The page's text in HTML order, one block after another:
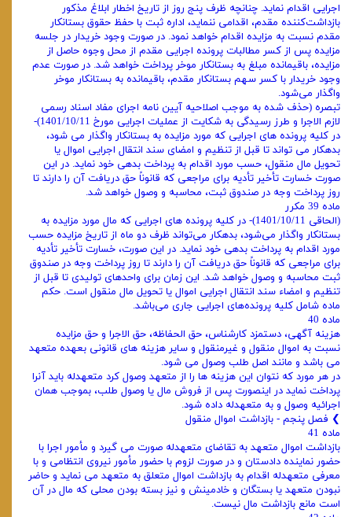
اجرایی اقدام نماید. چنانچه ظرف پنج روز از تاریخ اخطار ابلاغ مذکور
بازداشت‌کننده مقدم، اقدامی ننماید، اداره ثبت با حفظ حقوق بستانکار
مقدم نسبت به مزایده اقدام خواهد نمود. در صورت وجود خریدار در جلسه
مزایده پس از کسر مطالبات پرونده اجرایی مقدم از محل وجوه حاصل از
مزایده، باقیمانده مبلغ به بستانکار موخر پرداخت خواهد شد. در صورت عدم
وجود خریدار با کسر سهم بستانکار مقدم، باقیمانده به بستانکار موخر
واگذار می‌‌شود.
تبصره (حذف شده به موجب اصلاحیه آیین نامه اجرای مفاد اسناد رسمی
لازم الاجرا و طرز رسیدگی به شکایت از عملیات اجرایی مورخ 1401/10/11)-
در کلیه پرونده‌ های اجرایی که مورد مزایده به بستانکار واگذار می ‌شود،
بدهکار می‌ تواند تا قبل از تنظیم و امضای سند انتقال اجرایی اموال یا
تحویل مال منقول، حسب مورد اقدام به پرداخت بدهی خود نماید. در این
صورت خسارت تأخیر تأدیه برای مراجعی که قانوناً حق دریافت آن را دارند تا
روز پرداخت وجه در صندوق ثبت، محاسبه و وصول خواهد شد.
ماده 39 مکرر
(الحاقی 1401/10/11)- در کلیه پرونده های اجرایی که مال مورد مزایده به
بستانکار واگذار می‌شود، بدهکار می‌تواند ظرف دو ماه از تاریخ مزایده حسب
مورد اقدام به پرداخت بدهی خود نماید. در این صورت، خسارت تأخیر تأدیه
برای مراجعی که قانوناً حق دریافت آن را دارند تا روز پرداخت وجه در صندوق
ثبت محاسبه و وصول خواهد شد. این زمان برای واحدهای تولیدی تا قبل از
تنظیم و امضاء سند انتقال اجرایی اموال یا تحویل مال منقول است. حکم
ماده شامل کلیه پرونده‌های اجرایی جاری می‌باشد.
ماده 40
هزینه آگهی، دستمزد کارشناس، حق الحفاظه، حق الاجرا و حق مزایده
نسبت به اموال منقول و غیرمنقول و سایر هزینه‌ های قانونی بعهده متعهد
می‌ باشد و مانند اصل طلب وصول می‌ شود.
در هر مورد که نتوان این هزینه‌ ها را از متعهد وصول کرد متعهدله باید آنرا
پرداخت نماید در اینصورت پس از فروش مال یا وصول طلب، بموجب همان
اجرائیه وصول و به متعهدله داده شود.
❯ فصل پنجم - بازداشت اموال منقول
ماده 41
بازداشت اموال متعهد به تقاضای متعهدله صورت می‌ گیرد و مأمور اجرا با
حضور نماینده دادستان و در صورت لزوم با حضور مأمور نیروی انتظامی و با
معرفی متعهدله اقدام به بازداشت اموال متعلق به متعهد می‌ نماید و حاضر
نبودن متعهد یا بستگان و خادمینش و نیز بسته بودن محلی که مال در آن
است مانع بازداشت مال نیست.